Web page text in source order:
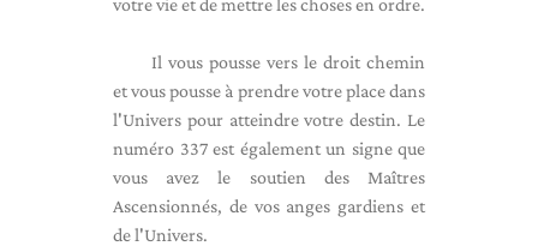
votre vie et de mettre les choses en ordre.
Il vous pousse vers le droit chemin
et vous pousse à prendre votre place dans
l'Univers pour atteindre votre destin. Le
numéro 337 est également un signe que
vous avez le soutien des Maîtres
Ascensionnés, de vos anges gardiens et
de l'Univers.